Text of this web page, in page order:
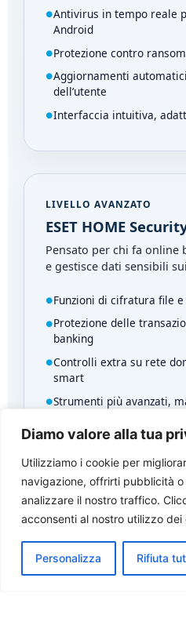
Diamo valore alla tua
Utilizziamo i cookie per
navigazione, offrirti pubblicità
analizzare il nostro traffico.
acconsenti al nostro utilizzo dei
Personalizza Rifiuta
Antivirus in tempo reale
Android
Protezione contro
Aggiornamenti
dell’utente
Interfaccia intuitiva,
LIVELLO AVANZATO
ESET HOME
Pensato per chi fa online
e gestisce dati sensibili
Funzioni di cifratura file
Protezione delle
banking
Controlli extra su rete
smart
Strumenti più avanzati,
PROTEZIONE COMPLETA
ESET HOME
La protezione più